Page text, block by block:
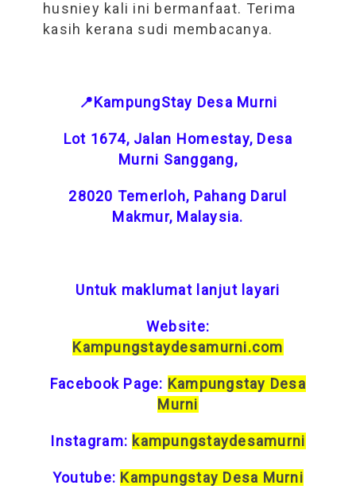
husniey kali ini bermanfaat. Terima
kasih kerana sudi membacanya.
📍KampungStay Desa Murni
Lot 1674, Jalan Homestay, Desa
Murni Sanggang,
28020 Temerloh, Pahang Darul
Makmur, Malaysia.
Untuk maklumat lanjut layari
Website:
Kampungstaydesamurni.com
Facebook Page: Kampungstay Desa
Murni
Instagram: kampungstaydesamurni
Youtube: Kampungstay Desa Murni